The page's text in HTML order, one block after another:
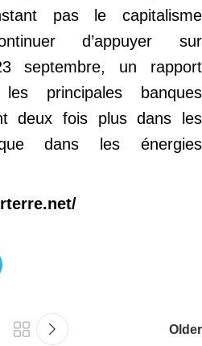
pas le capitalisme
d’appuyer sur
septembre, un rapport
principales banques
deux fois plus dans les
dans les énergies
Older